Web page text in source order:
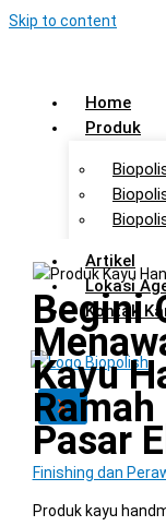
Skip to content
Home
Produk
Artikel
Lokasi
Kontak
X
Begini
Kayu
Pasar
Finishing dan
Produk kayu